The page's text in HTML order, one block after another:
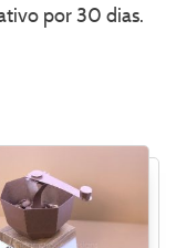
por 30 dias.